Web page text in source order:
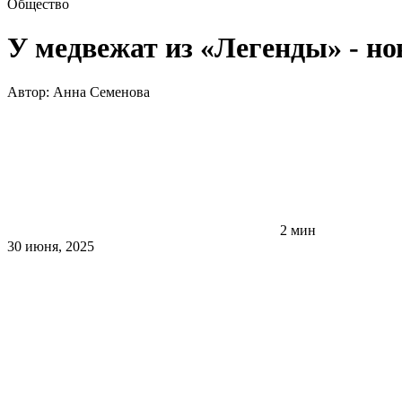
Общество
У медвежат из «Легенды» -
Автор: Анна Семенова
2 мин
30 июня, 2025